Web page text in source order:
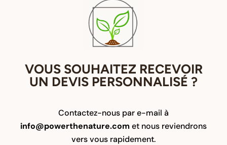
VOUS SOUHAITEZ RECEVOIR
UN DEVIS PERSONNALISÉ ?
Contactez-nous par e-mail à
info@powerthenature.com et nous reviendrons
vers vous rapidement.